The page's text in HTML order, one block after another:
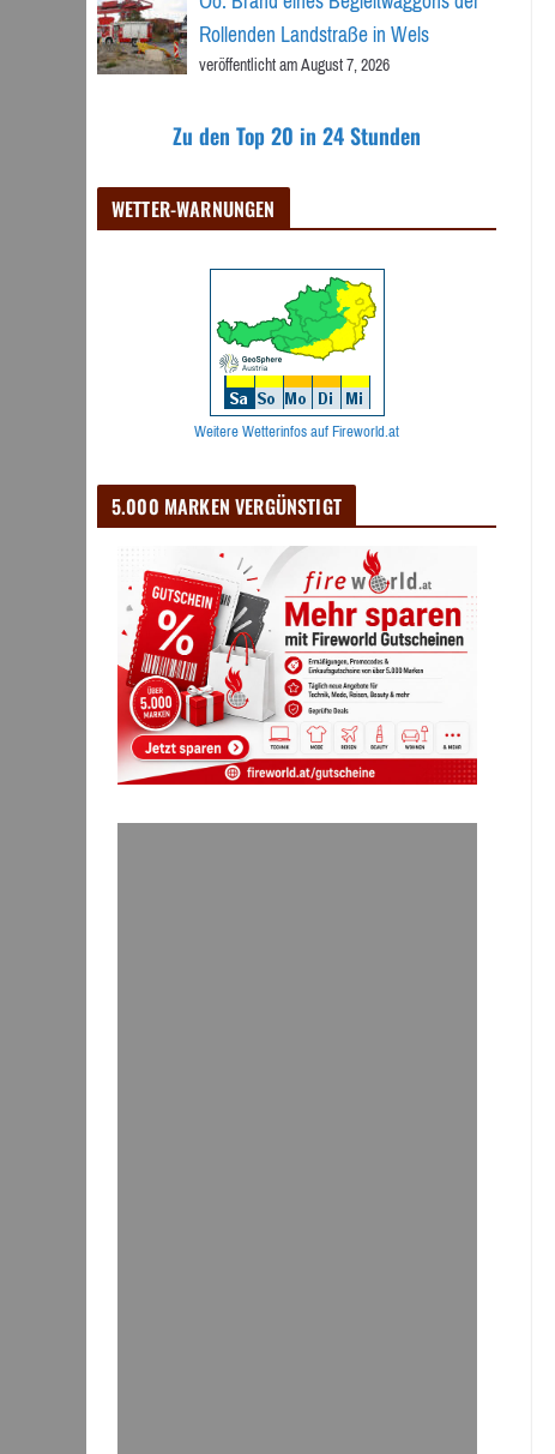
Rollenden Landstraße in Wels
veröffentlicht am August 7, 2026
Zu den Top 20 in 24 Stunden
WETTER-WARNUNGEN
Weitere Wetterinfos auf Fireworld.at
5.000 MARKEN VERGÜNSTIGT